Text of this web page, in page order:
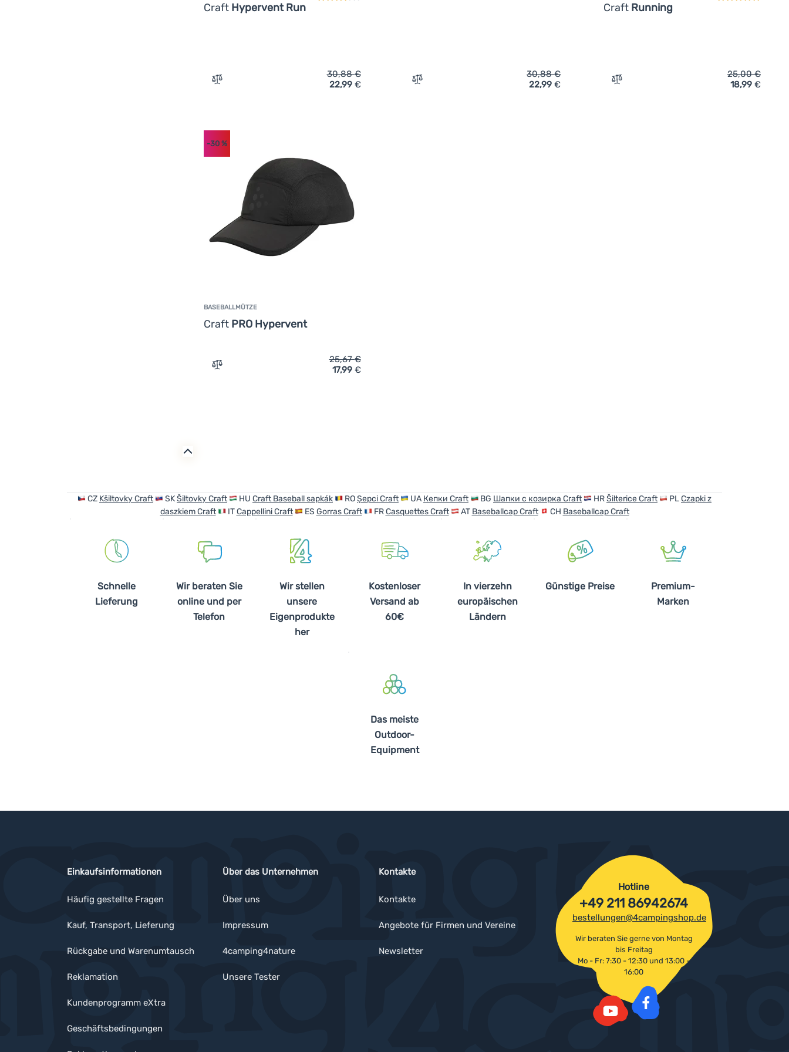
Craft Hypervent Run
Zum Vergleich 'Baseballmütze Craft Hypervent Run' hinzufügen
30,88€
22,99 € Zum Vergleich 'Baseballmütze Craft Hypervent' hinzufügen
30,88€
22,99€
Craft Running
Zum Vergleich 'Baseballmütze Craft
25,00€
18,99 €
BASEBALLMÜTZE
Craft PRO Hypervent
-30%
Zum Vergleich 'Baseballmütze Craft PRO Hypervent' hinzufügen
25,67€
17,99 €
CZ Kšiltovky Craft SKŠiltovky Craft HU Craft Baseball sapkák ROȘepci Craft UA Кепки Craft BG Шапки с козирка Craft HRŠilterice Craft PLCzapki z
daszkiem Craft
ITCappellini Craft ES Gorras Craft FRCasquettes Craft AT Baseballcap Craft CH Baseballcap Craft
Schnelle
Lieferung
Wir beraten Sie
online und per
Telefon
Wir stellen
unsere
Eigenprodukte
her
Kostenloser
Versand ab
60€
In vierzehn
europäischen
Ländern
Günstige Preise
Premium-
Marken
Das meiste
Outdoor-
Equipment
Einkaufsinformationen
Häufig gestellte Fragen
Kauf, Transport, Lieferung
Rückgabe und Warenumtausch
Reklamation
Kundenprogramm eXtra
Geschäftsbedingungen
Über das Unternehmen
Über uns
Impressum
4camping4nature
Unsere Tester
Kontakte
Kontakte
Angebote für Firmen und Vereine
Newsletter
Hotline
+49 211 86942674
bestellungen@4campingshop.de
Wir beraten Sie gerne von Montag
bis Freitag
Mo - Fr: 7:30 - 12:30 und 13:00 -
16:00